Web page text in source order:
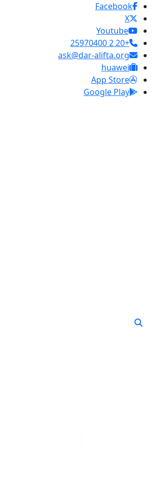
Facebook
X
Youtube
+20 2 25970400
ask@dar-alifta.org
huawei
App Store
Google Play